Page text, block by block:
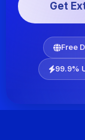
Get
Free
99.9%